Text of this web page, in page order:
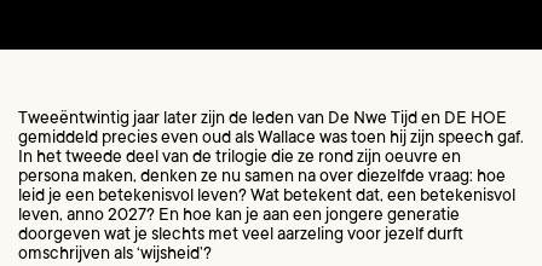
Tweeëntwintig jaar later zijn de leden van De Nwe Tijd en DE HOE
gemiddeld precies even oud als Wallace was toen hij zijn speech gaf.
In het tweede deel van de trilogie die ze rond zijn oeuvre en
persona maken, denken ze nu samen na over diezelfde vraag: hoe
leid je een betekenisvol leven? Wat betekent dat, een betekenisvol
leven, anno 2027? En hoe kan je aan een jongere generatie
doorgeven wat je slechts met veel aarzeling voor jezelf durft
omschrijven als ‘wijsheid’?